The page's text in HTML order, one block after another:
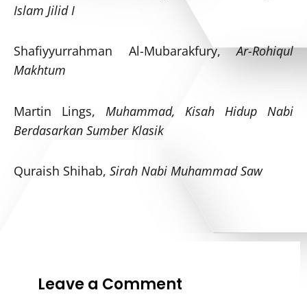
Islam Jilid I
Shafiyyurrahman Al-Mubarakfury,Ar-Rohiqul
Makhtum
Martin Lings, Muhammad, Kisah Hidup Nabi
Berdasarkan Sumber Klasik
Quraish Shihab, Sirah Nabi Muhammad Saw
Leave a Comment